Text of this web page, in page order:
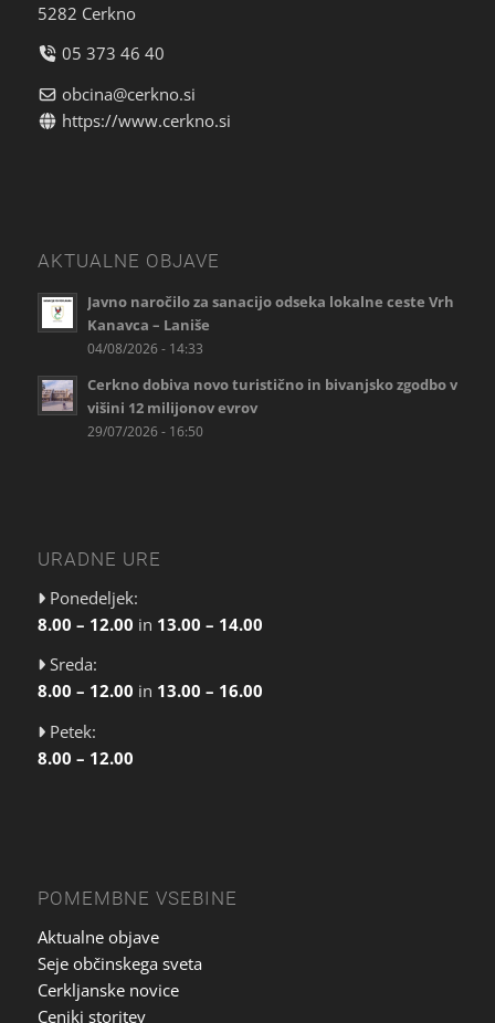
5282 Cerkno
05 373 46 40
obcina@cerkno.si
https://www.cerkno.si
AKTUALNE OBJAVE
Javno naročilo za sanacijo odseka lokalne ceste Vrh
Kanavca – Laniše
04/08/2026 - 14:33
Cerkno dobiva novo turistično in bivanjsko zgodbo v
višini 12 milijonov evrov
29/07/2026 - 16:50
URADNE URE
Ponedeljek:
8.00 – 12.00 in 13.00 – 14.00
Sreda:
8.00 – 12.00 in 13.00 – 16.00
Petek:
8.00 – 12.00
POMEMBNE VSEBINE
Aktualne objave
Seje občinskega sveta
Cerkljanske novice
Ceniki storitev